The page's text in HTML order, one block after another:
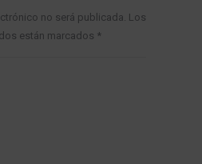
no será publicada. Los
están marcados *